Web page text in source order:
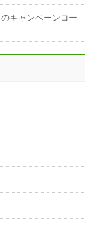
キャンペーンコー